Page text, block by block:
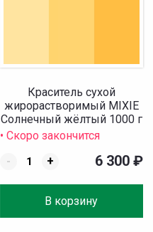
Краситель сухой
жирорастворимый MIXIE
Солнечный жёлтый 1000 г
• Скоро закончится
-
+
В корзину
6 300 ₽